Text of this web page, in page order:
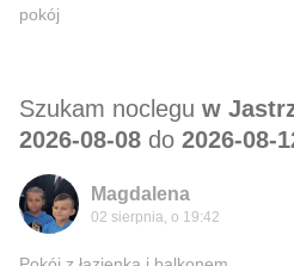
pokój
Szukam noclegu w
2026-08-08 do 2026-08-
Magdalena
02 sierpnia, o 19:42